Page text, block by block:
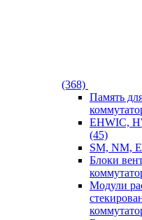
(368)
Память
EHWIC,
(45)
SM, NM,
Блоки
Модули